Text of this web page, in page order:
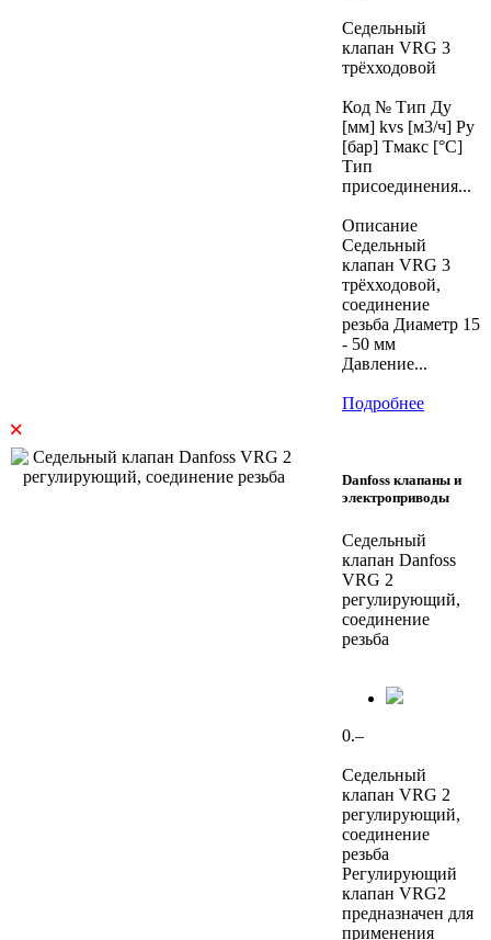
Седельный
клапан VRG 3
трёхходовой
Код № Тип Ду
[мм] kvs [м3/ч] Ру
[бар] Тмакс [°C]
Тип
присоединения...
Описание
Седельный
клапан VRG 3
трёхходовой,
соединение
резьба Диаметр 15
- 50 мм
Давление...
Подробнее
×
Danfoss клапаны и
электроприводы
Седельный
клапан Danfoss
VRG 2
регулирующий,
соединение
резьба
0.–
Седельный
клапан VRG 2
регулирующий,
соединение
резьба
Регулирующий
клапан VRG2
предназначен для
применения